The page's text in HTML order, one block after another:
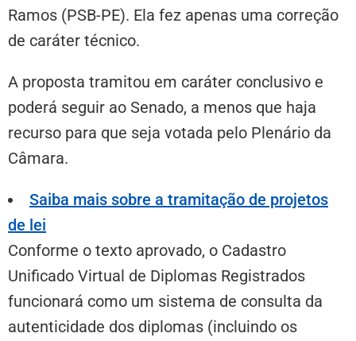
Ramos (PSB-PE). Ela fez apenas uma correção
de caráter técnico.
A proposta tramitou em caráter conclusivo e
poderá seguir ao Senado, a menos que haja
recurso para que seja votada pelo Plenário da
Câmara.
Saiba mais sobre a tramitação de projetos
de lei
Conforme o texto aprovado, o Cadastro
Unificado Virtual de Diplomas Registrados
funcionará como um sistema de consulta da
autenticidade dos diplomas (incluindo os